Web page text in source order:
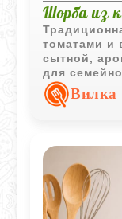
Шорба из
томатами и
сытной,
для
года.Вилка